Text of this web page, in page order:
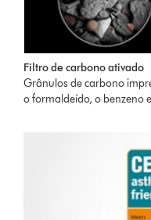
Filtro de carbono ativado
Grânulos de carbono
o formaldeído, o benzeno